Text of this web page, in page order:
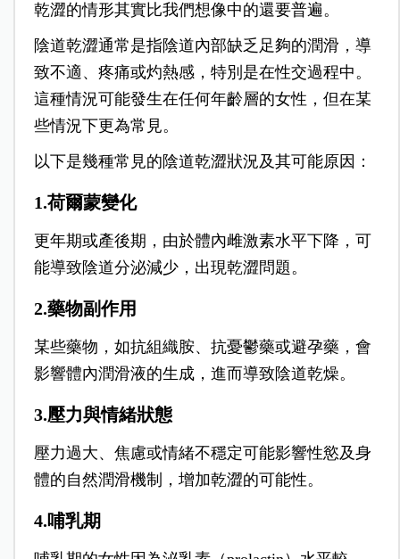
乾澀的情形其實比我們想像中的還要普遍。
陰道乾澀通常是指陰道內部缺乏足夠的潤滑，導
致不適、疼痛或灼熱感，特別是在性交過程中。
這種情況可能發生在任何年齡層的女性，但在某
些情況下更為常見。
以下是幾種常見的陰道乾澀狀況及其可能原因：
1.荷爾蒙變化
更年期或產後期，由於體內雌激素水平下降，可
能導致陰道分泌減少，出現乾澀問題。
2.藥物副作用
某些藥物，如抗組織胺、抗憂鬱藥或避孕藥，會
影響體內潤滑液的生成，進而導致陰道乾燥。
3.壓力與情緒狀態
壓力過大、焦慮或情緒不穩定可能影響性慾及身
體的自然潤滑機制，增加乾澀的可能性。
4.哺乳期